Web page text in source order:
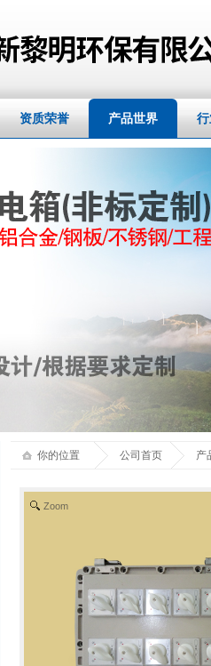
资质荣誉 产品世界
你的位置 公司首页 产
Zoom